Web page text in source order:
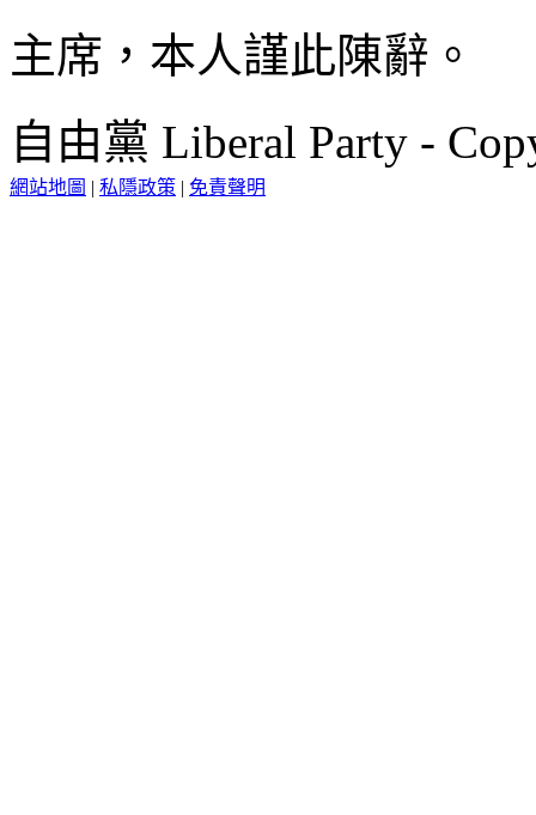
主席，本人謹此陳辭。
自由黨 Liberal Party -
網站地圖 | 私隱政策 | 免責聲明